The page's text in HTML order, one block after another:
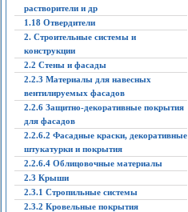
растворители и др
1.18 Отвердители
2. Строительные системы и
конструкции
2.2 Стены и фасады
2.2.3 Материалы для навесных
вентилируемых фасадов
2.2.6 Защитно-декоративные покрытия
для фасадов
2.2.6.2 Фасадные краски, декоративные
штукатурки и покрытия
2.2.6.4 Облицовочные материалы
2.3 Крыши
2.3.1 Стропильные системы
2.3.2 Кровельные покрытия